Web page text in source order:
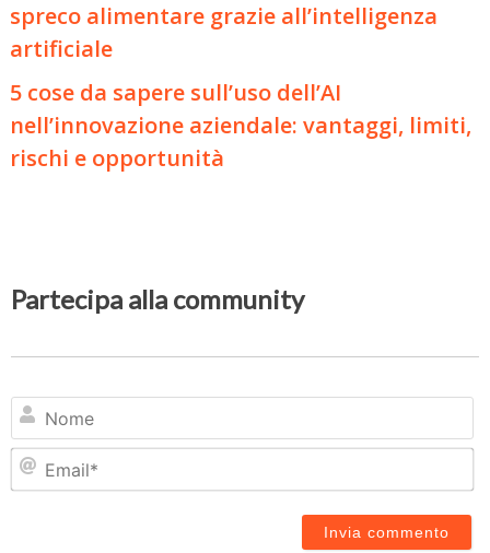
spreco alimentare grazie all’intelligenza
artificiale
5 cose da sapere sull’uso dell’AI
nell’innovazione aziendale: vantaggi, limiti,
rischi e opportunità
Partecipa alla community